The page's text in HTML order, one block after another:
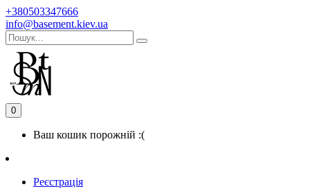
+380503347666
info@basement.kiev.ua
0
Ваш кошик порожній :(
Реєстрація